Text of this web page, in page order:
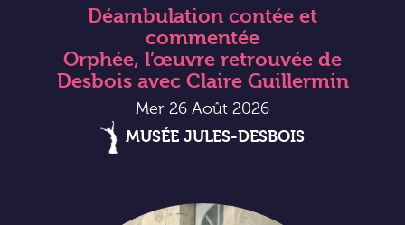
Déambulation contée et
commentée
Orphée, l’œuvre retrouvée de
Desbois avec Claire Guillermin
Mer 26 Août 2026
MUSÉE JULES-DESBOIS